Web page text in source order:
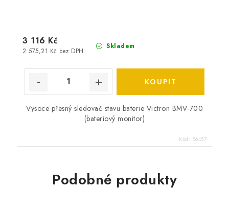
Skladem
2 575,21 Kč bez DPH
3 116 Kč
Vysoce přesný sledovač stavu baterie Victron BMV-700
(bateriový monitor)
Kód: E6457
Podobné produkty